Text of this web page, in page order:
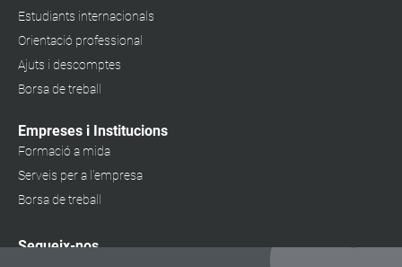
Estudiants internacionals
Orientació professional
Ajuts i descomptes
Borsa de treball
Empreses i Institucions
Formació a mida
Serveis per a l'empresa
Borsa de treball
Segueix-nos